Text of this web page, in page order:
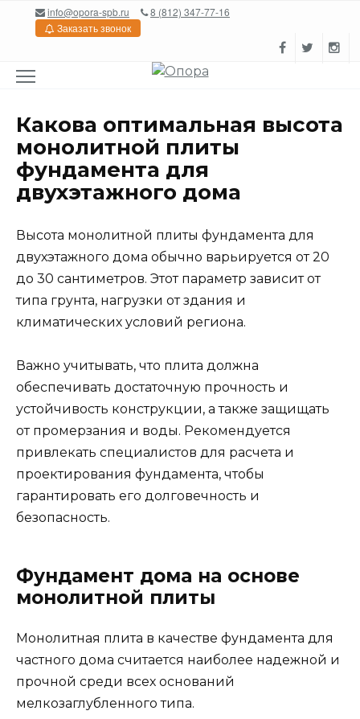
Перейтиinfo@opora-spb.ru
8 (812) 347-77-16
Заказать звонок
Какова оптимальная высота
монолитной плиты
фундамента для
двухэтажного дома
Высота монолитной плиты фундамента для
двухэтажного дома обычно варьируется от 20
до 30 сантиметров. Этот параметр зависит от
типа грунта, нагрузки от здания и
климатических условий региона.
Важно учитывать, что плита должна
обеспечивать достаточную прочность и
устойчивость конструкции, а также защищать
от промерзания и воды. Рекомендуется
привлекать специалистов для расчета и
проектирования фундамента, чтобы
гарантировать его долговечность и
безопасность.
Фундамент дома на основе
монолитной плиты
Монолитная плита в качестве фундамента для
частного дома считается наиболее надежной и
прочной среди всех оснований
мелкозаглубленного типа.